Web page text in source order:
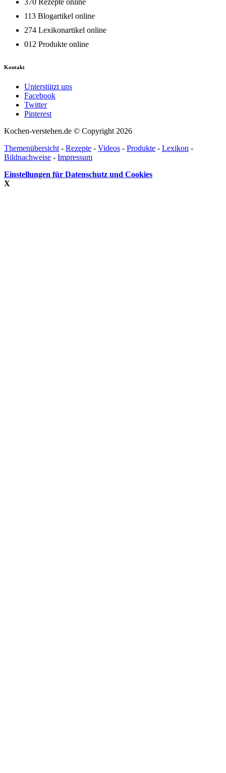
113 Blogartikel online
274 Lexikonartikel online
012 Produkte online
Kontakt
Unterstützt uns
Facebook
Twitter
Pinterest
Kochen-verstehen.de © Copyright 2026
Themenübersicht- Rezepte - Videos - Produkte - Lexikon -
Bildnachweise - Impressum
Einstellungen für Datenschutz und Cookies
X